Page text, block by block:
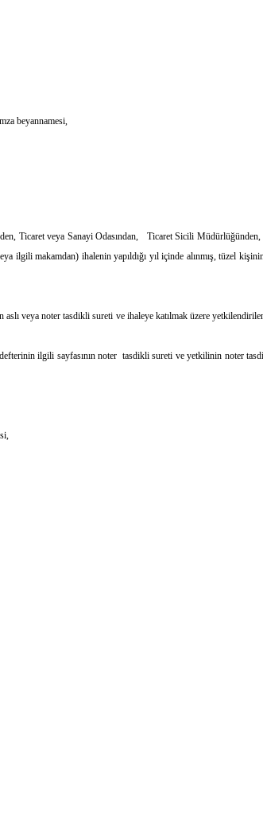
beyannamesi,
Ticaret veya Sanayi Odasından, Ticaret Sicili Müdürlüğünden,
ilgili makamdan) ihalenin yapıldığı yıl içinde alınmış, tüzel
aslı veya noter tasdikli sureti ve ihaleye katılmak üzere
ilgili sayfasının noter tasdikli sureti ve yetkilinin noter